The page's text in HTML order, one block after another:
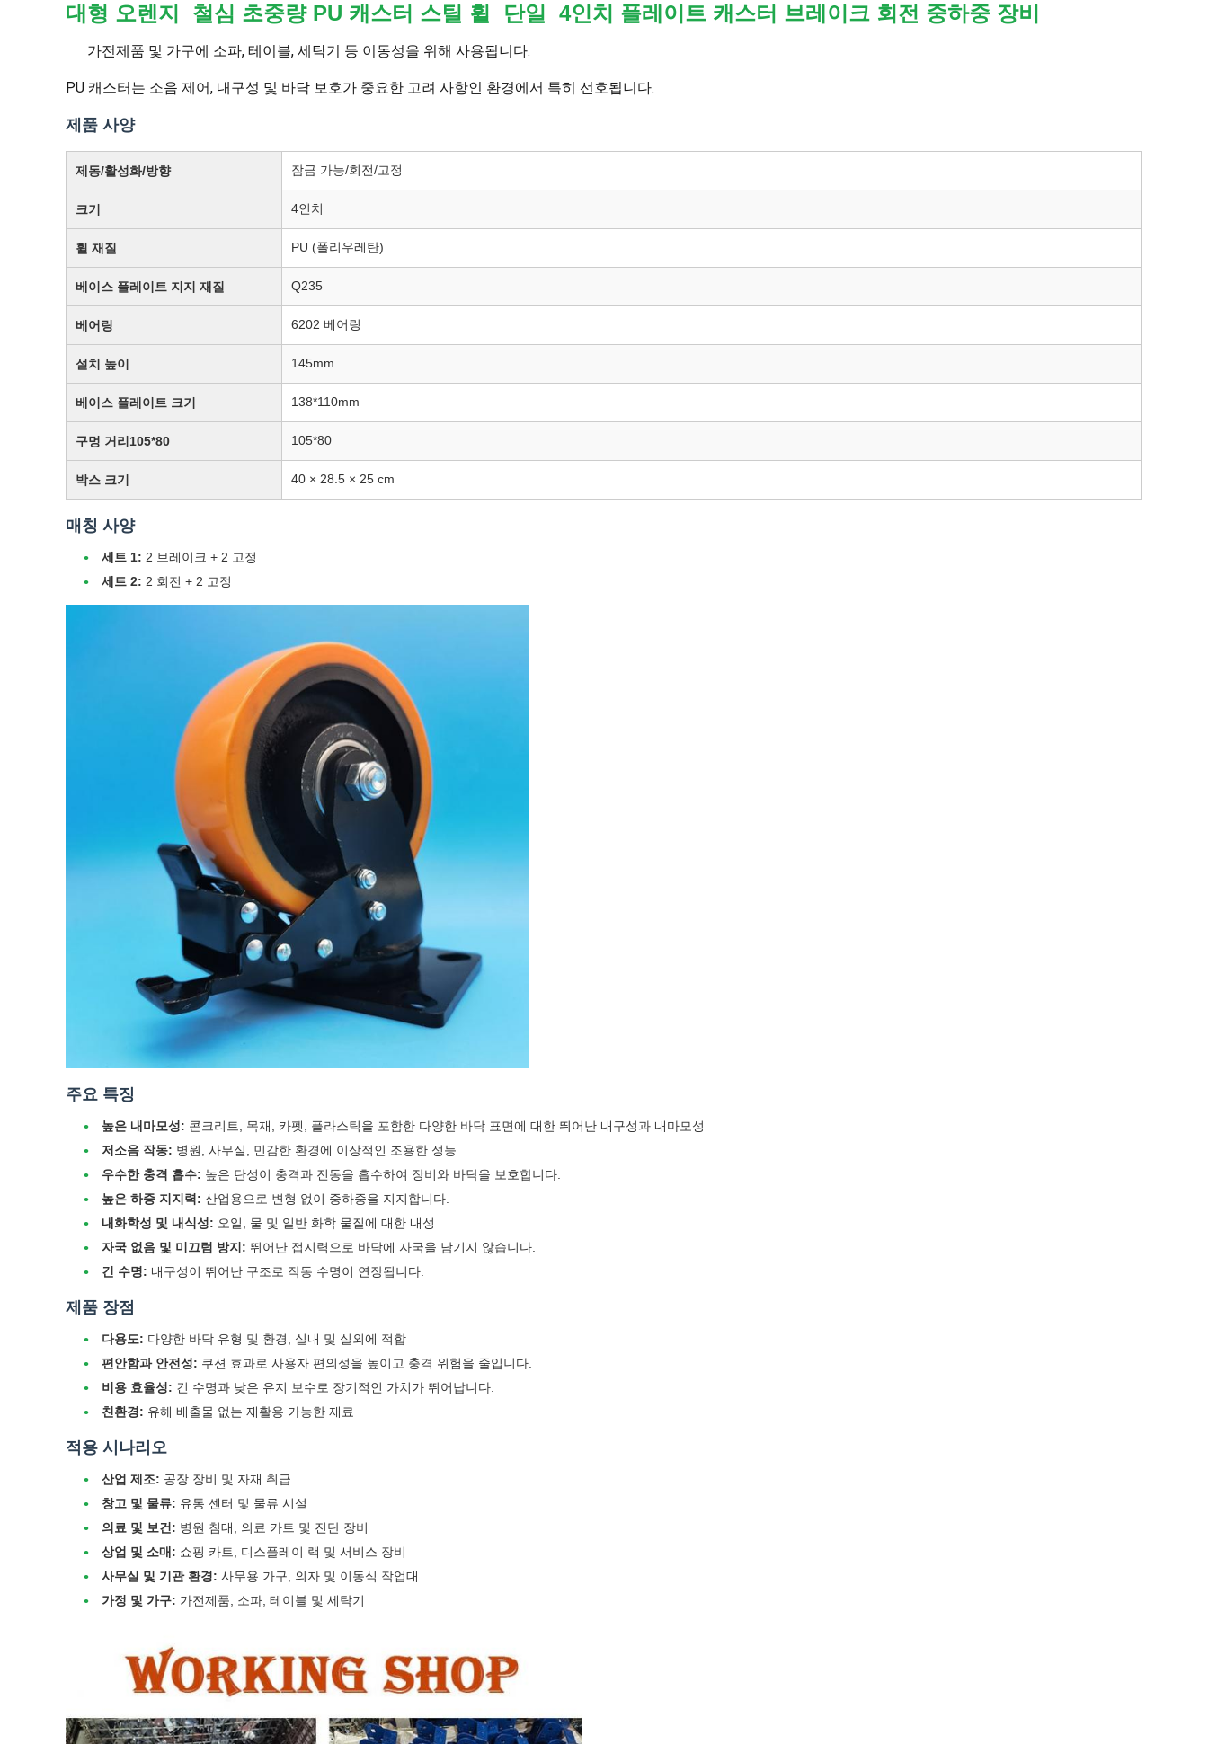
대형 오렌지 철심 초중량 PU 캐스터 스틸 휠 단일 4인치 플레이트 캐스터 브레이크 회전 중하중 장비
가전제품 및 가구에 소파, 테이블, 세탁기 등 이동성을 위해 사용됩니다.
PU 캐스터는 소음 제어, 내구성 및 바닥 보호가 중요한 고려 사항인 환경에서 특히 선호됩니다.
제품 사양
제동/활성화/방향 잠금 가능/회전/고정
크기 4인치
휠 재질 PU (폴리우레탄)
베이스 플레이트 지지 재질 Q235
베어링 6202 베어링
설치 높이 145mm
베이스 플레이트 크기 138*110mm
구멍 거리105*80 105*80
박스 크기 40 × 28.5 × 25 cm
매칭 사양
세트 1: 2 브레이크 + 2 고정
세트 2: 2 회전 + 2 고정
주요 특징
높은 내마모성: 콘크리트, 목재, 카펫, 플라스틱을 포함한 다양한 바닥 표면에 대한 뛰어난 내구성과 내마모성
저소음 작동: 병원, 사무실, 민감한 환경에 이상적인 조용한 성능
우수한 충격 흡수: 높은 탄성이 충격과 진동을 흡수하여 장비와 바닥을 보호합니다.
높은 하중 지지력: 산업용으로 변형 없이 중하중을 지지합니다.
내화학성 및 내식성: 오일, 물 및 일반 화학 물질에 대한 내성
자국 없음 및 미끄럼 방지: 뛰어난 접지력으로 바닥에 자국을 남기지 않습니다.
긴 수명: 내구성이 뛰어난 구조로 작동 수명이 연장됩니다.
제품 장점
다용도: 다양한 바닥 유형 및 환경, 실내 및 실외에 적합
편안함과 안전성: 쿠션 효과로 사용자 편의성을 높이고 충격 위험을 줄입니다.
비용 효율성: 긴 수명과 낮은 유지 보수로 장기적인 가치가 뛰어납니다.
친환경: 유해 배출물 없는 재활용 가능한 재료
적용 시나리오
산업 제조: 공장 장비 및 자재 취급
창고 및 물류: 유통 센터 및 물류 시설
의료 및 보건: 병원 침대, 의료 카트 및 진단 장비
상업 및 소매: 쇼핑 카트, 디스플레이 랙 및 서비스 장비
사무실 및 기관 환경: 사무용 가구, 의자 및 이동식 작업대
가정 및 가구: 가전제품, 소파, 테이블 및 세탁기